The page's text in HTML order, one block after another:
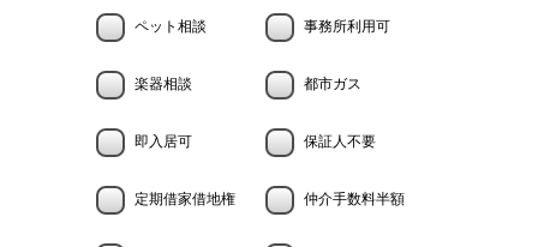
ペット相談 事務所利用可
楽器相談 都市ガス
即入居可 保証人不要
定期借家借地権 仲介手数料半額